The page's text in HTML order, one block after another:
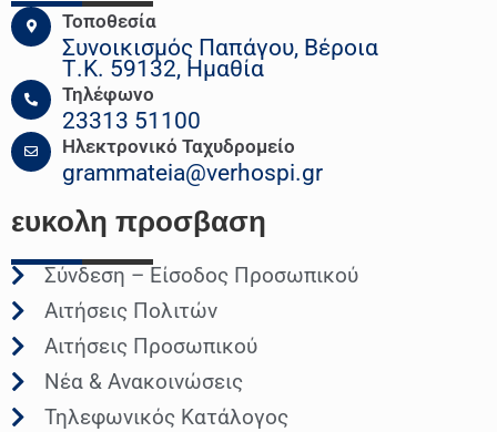
Τοποθεσία
Συνοικισμός Παπάγου, Βέροια
Τ.Κ. 59132, Ημαθία
Τηλέφωνο
23313 51100
Ηλεκτρονικό Ταχυδρομείο
grammateia@verhospi.gr
ευκολη προσβαση
Σύνδεση – Είσοδος Προσωπικού
Αιτήσεις Πολιτών
Αιτήσεις Προσωπικού
Νέα & Ανακοινώσεις
Τηλεφωνικός Κατάλογος